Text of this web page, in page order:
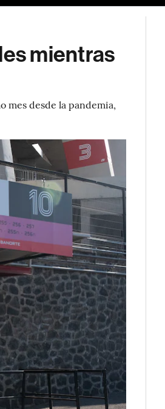
mientras
mes desde la pandemia,